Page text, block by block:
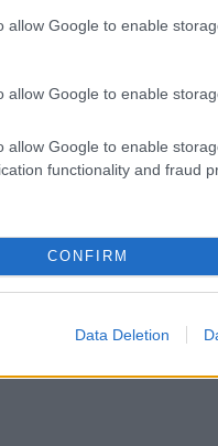
allow Google to enable
allow Google to enable
allow Google to enable
functionality and fraud
CONFIRM
Data Deletion
Prossimo